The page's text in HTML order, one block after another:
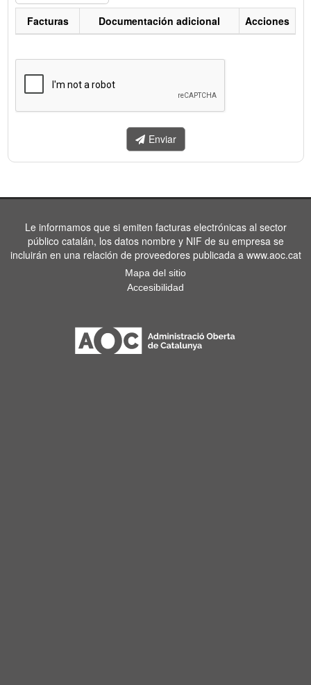
enviar.
Facturas Documentación adicional Acciones
Enviar
Le informamos que si emiten facturas electrónicas al sector
público catalán, los datos nombre y NIF de su empresa se
incluirán en una relación de proveedores publicada a www.aoc.cat
Mapa del sitio
Accesibilidad